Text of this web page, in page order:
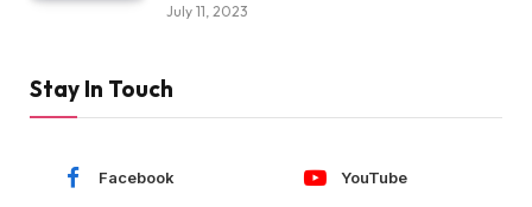
July 11, 2023
Stay In Touch
Facebook YouTube